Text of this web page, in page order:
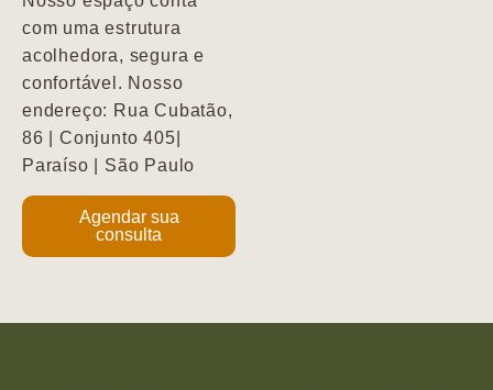
com uma estrutura
acolhedora, segura e
confortável. Nosso
endereço: Rua Cubatão,
86 | Conjunto 405|
Paraíso | São Paulo
Agendar sua
consulta